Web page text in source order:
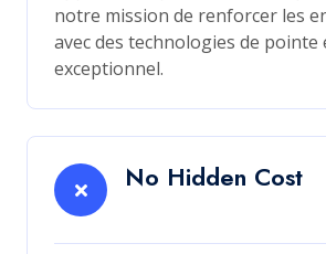
notre mission de renforcer les
avec des technologies de pointe
exceptionnel.
No Hidden Cost